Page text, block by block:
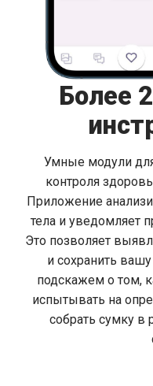
Более
Умные модули
контроля
Приложение
тела и уведомляет
Это позволяет
и сохранить
подскажем о том,
испытывать на
собрать сумку в